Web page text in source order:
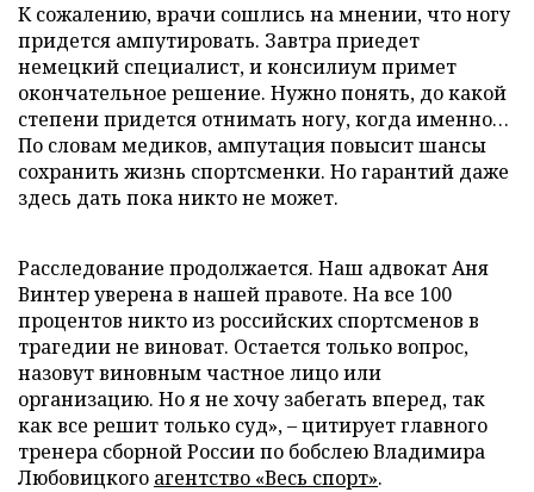
К сожалению, врачи сошлись на мнении, что ногу
придется ампутировать. Завтра приедет
немецкий специалист, и консилиум примет
окончательное решение. Нужно понять, до какой
степени придется отнимать ногу, когда именно…
По словам медиков, ампутация повысит шансы
сохранить жизнь спортсменки. Но гарантий даже
здесь дать пока никто не может.
Расследование продолжается. Наш адвокат Аня
Винтер уверена в нашей правоте. На все 100
процентов никто из российских спортсменов в
трагедии не виноват. Остается только вопрос,
назовут виновным частное лицо или
организацию. Но я не хочу забегать вперед, так
как все решит только суд», – цитирует главного
тренера сборной России по бобслею Владимира
Любовицкого агентство «Весь спорт».